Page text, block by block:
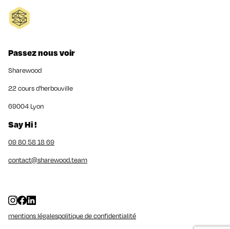
Passez nous voir
Sharewood
22 cours d'herbouville
69004 Lyon
Say Hi !
09 80 58 18 69
contact@sharewood.team
mentions légalespolitique de confidentialité